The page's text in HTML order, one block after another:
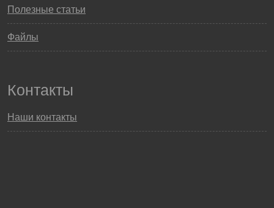
Полезные статьи
Файлы
Контакты
Наши контакты